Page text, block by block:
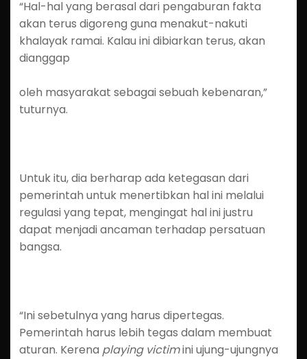
“Hal-hal yang berasal dari pengaburan fakta
akan terus digoreng guna menakut-nakuti
khalayak ramai. Kalau ini dibiarkan terus, akan
dianggap
oleh masyarakat sebagai sebuah kebenaran,”
tuturnya.
Untuk itu, dia berharap ada ketegasan dari
pemerintah untuk menertibkan hal ini melalui
regulasi yang tepat, mengingat hal ini justru
dapat menjadi ancaman terhadap persatuan
bangsa.
“Ini sebetulnya yang harus dipertegas.
Pemerintah harus lebih tegas dalam membuat
aturan. Kerena playing victimini ujung-ujungnya